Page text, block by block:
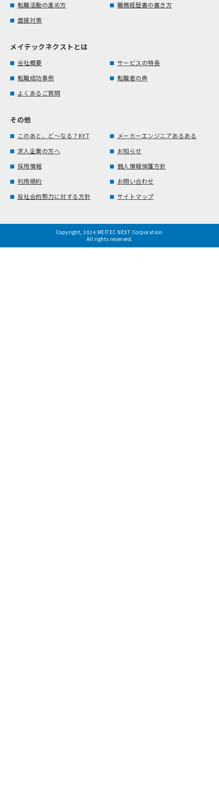
転職活動の進め方
職務経歴書の書き方
面接対策
メイテックネクストとは
会社概要
サービスの特長
転職成功事例
転職者の声
よくあるご質問
その他
このあと、ど～なる？KYT
メーカーエンジニアあるある
求人企業の方へ
お知らせ
採用情報
個人情報保護方針
利用規約
お問い合わせ
反社会的勢力に対する方針
サイトマップ
Copyright, 2024 MEITEC NEXT Corporation.
All rights reserved.